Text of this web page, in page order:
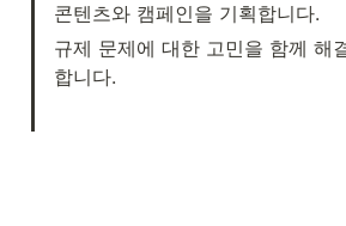
콘텐츠와 캠페인을 기획합니다.
규제 문제에 대한 고민을 함께 해
합니다.